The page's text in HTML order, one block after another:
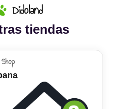
Didoland
tiendas